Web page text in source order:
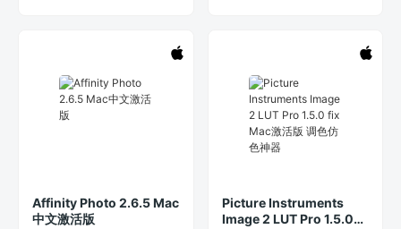
Affinity Photo 2.6.5 Mac
中文激活版
Picture Instruments
Image 2 LUT Pro 1.5.0